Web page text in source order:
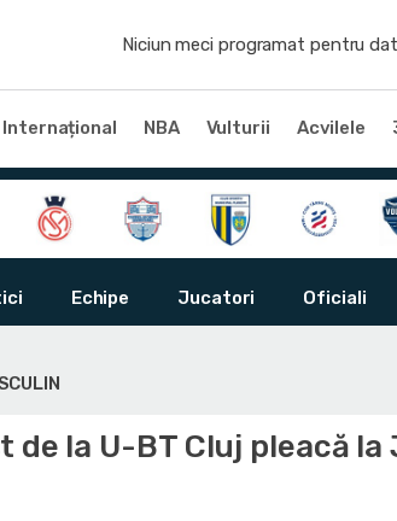
Niciun meci programat pentru
Internațional NBA Vulturii Acvilele
Echipe Jucatori Oficiali
la U-BT Cluj pleacă la